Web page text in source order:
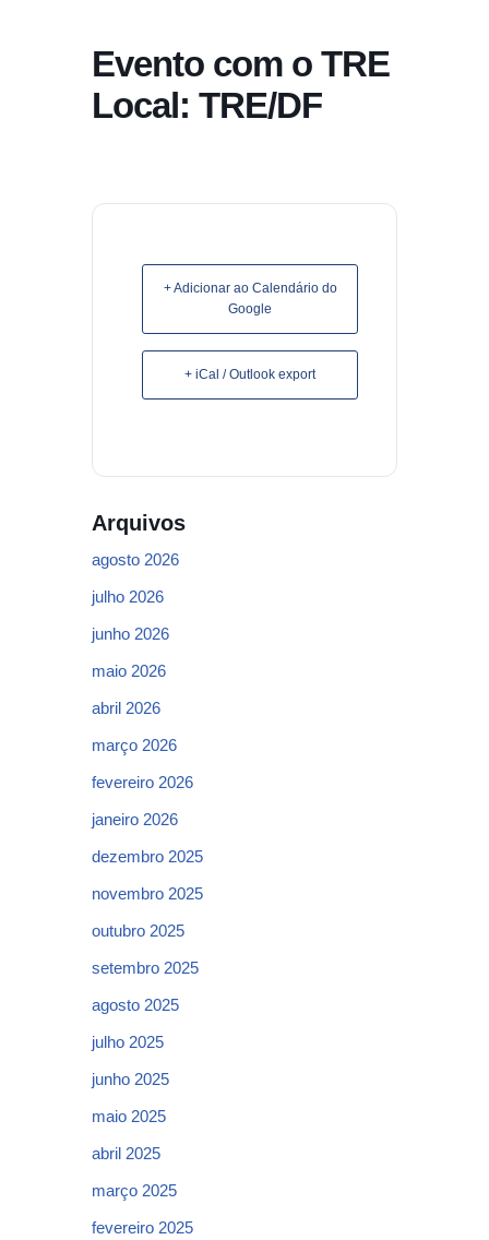
Evento com o TRE
Local: TRE/DF
+ Adicionar ao Calendário do
Google
+ iCal / Outlook export
Arquivos
agosto 2026
julho 2026
junho 2026
maio 2026
abril 2026
março 2026
fevereiro 2026
janeiro 2026
dezembro 2025
novembro 2025
outubro 2025
setembro 2025
agosto 2025
julho 2025
junho 2025
maio 2025
abril 2025
março 2025
fevereiro 2025